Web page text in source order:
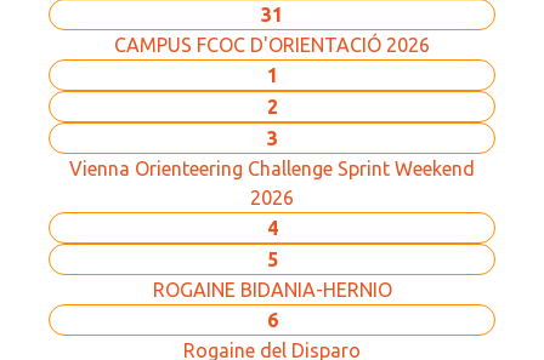
31
CAMPUS FCOC D'ORIENTACIÓ 2026
1
2
3
Vienna Orienteering Challenge Sprint Weekend
2026
4
5
ROGAINE BIDANIA-HERNIO
6
Rogaine del Disparo